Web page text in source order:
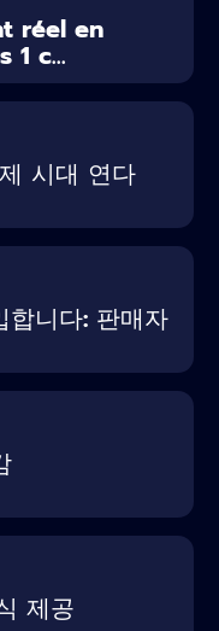
réel en
1 c...
시대 연다
니다: 판매자
제공